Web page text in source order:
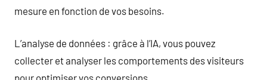
mesure en fonction de vos besoins.
L’analyse de données : grâce à l’IA, vous pouvez
collecter et analyser les comportements des visiteurs
pour optimiser vos conversions.